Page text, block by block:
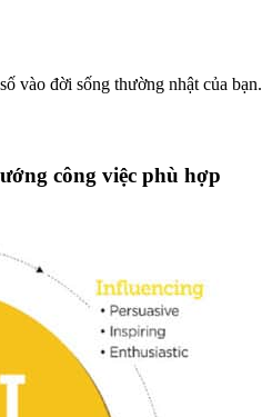
vào đời sống thường nhật của bạn.
công việc phù hợp